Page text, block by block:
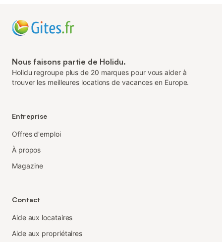
Nous faisons partie de Holidu.
Holidu regroupe plus de 20 marques pour vous aider à
trouver les meilleures locations de vacances en Europe.
Entreprise
Offres d'emploi
À propos
Magazine
Contact
Aide aux locataires
Aide aux propriétaires